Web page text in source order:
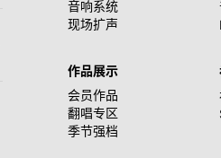
音响系统
现场扩声
作品展示
会员作品
翻唱专区
季节强档